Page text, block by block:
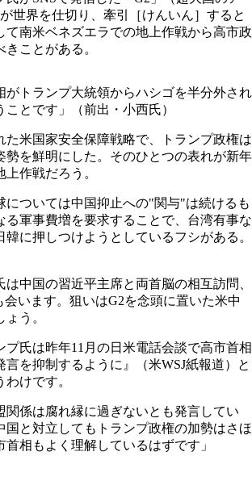
世界を仕切り、牽引［けんいん］すると
て南米ベネズエラでの地上作戦から高市政
ことがある。
がトランプ大統領からハシゴを半分外され
ことです」（前出・小西氏）
た米国家安全保障戦略で、トランプ政権は
勢を鮮明にした。そのひとつの表れが新年
作戦だろう。
については中国抑止への"関与"は続けるも
る軍事費増を要求することで、台湾有事な
韓に押しつけようとしているフシがある。
は中国の習近平主席と両首脳の相互訪問、
会います。狙いはG2を念頭に置いた米中
う。
プ氏は昨年11月の日米電話会談で高市首相
言を抑制するように』（米WSJ紙報道）と
けです。
関係は腐れ縁に過ぎないとも発言してい
国と対立してもトランプ政権の加勢はさほ
首相もよく理解しているはずです」